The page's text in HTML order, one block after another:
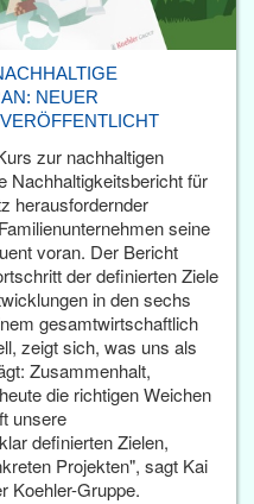
NEUER
zur nachhaltigen
Nachhaltigkeitsbericht für
herausfordernder
seine
voran. Der Bericht
der definierten Ziele
in den sechs
gesamtwirtschaftlich
zeigt sich, was uns als
Zusammenhalt,
die richtigen Weichen
unsere
definierten Zielen,
Projekten", sagt Kai
Koehler-Gruppe.